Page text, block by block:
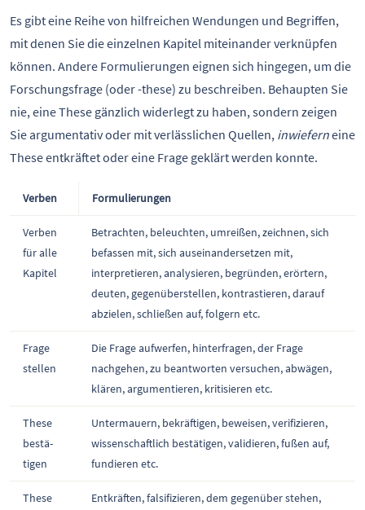
Es gibt eine Reihe von hilfreichen Wendungen und Begriffen,
mit denen Sie die einzelnen Kapitel miteinander verknüpfen
können. Andere Formulierungen eignen sich hingegen, um die
Forschungsfrage (oder -these) zu beschreiben. Behaupten Sie
nie, eine These gänzlich widerlegt zu haben, sondern zeigen
Sie argumentativ oder mit verlässlichen Quellen, inwieferneine
These entkräftet oder eine Frage geklärt werden konnte.
Verben Formulierungen
Verben
für alle
Kapitel
Betrachten, beleuchten, umreißen, zeichnen, sich
befassen mit, sich auseinandersetzen mit,
interpretieren, analysieren, begründen, erörtern,
deuten, gegenüberstellen, kontrastieren, darauf
abzielen, schließen auf, folgern etc.
Frage
stellen
Die Frage aufwerfen, hinterfragen, der Frage
nachgehen, zu beantworten versuchen, abwägen,
klären, argumentieren, kritisieren etc.
These
bestä-
tigen
Untermauern, bekräftigen, beweisen, verifizieren,
wissenschaftlich bestätigen, validieren, fußen auf,
fundieren etc.
These
Entkräften, falsifizieren, dem gegenüber stehen,